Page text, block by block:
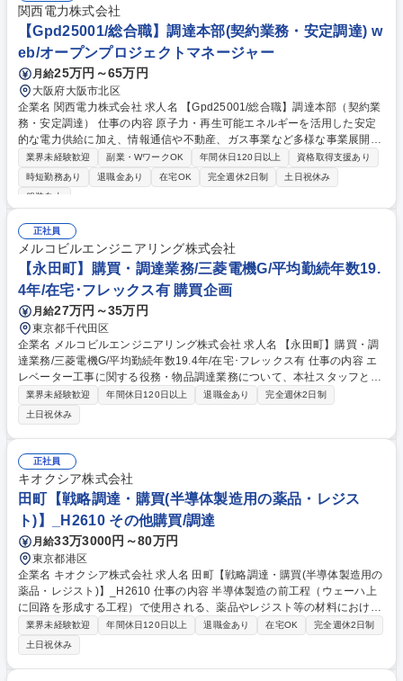
関西電力株式会社
【Gpd25001/総合職】調達本部(契約業務・安定調達) w
eb/オープンプロジェクトマネージャー
月給25万円～65万円
大阪府大阪市北区
企業名 関西電力株式会社 求人名 【Gpd25001/総合職】調達本部（契約業
務・安定調達） 仕事の内容 原子力・再生可能エネルギーを活用した安定
的な電力供給に加え、情報通信や不動産、ガス事業など多様な事業展開を
している当社で、長期的に安定したサプライチェーン構築に向け取り組ん
でいただきます。 取引先において経営者の後継や職人等の人材不足、脆弱
な経営基盤であるなど、サプライチェーン上の課題について、社内外連携
構築、リスク管理 ・安定調達に向けた課題解決 ・原価低減による競争力
確保 募集職種 【Gpd25001/総合職】調達本部（契約業務・安定調達）
業界未経験歓迎 副業・WワークOK 年間休日120日以上
資格取得支援あり
時短勤務あり
退職金あり 在宅OK 完全週休2日制
土日祝休み
服装自由
正社員
メルコビルエンジニアリング株式会社
【永田町】購買・調達業務/三菱電機G/平均勤続年数19.
4年/在宅･フレックス有 購買企画
月給27万円～35万円
東京都千代田区
企業名 メルコビルエンジニアリング株式会社 求人名 【永田町】購買・調
達業務/三菱電機G/平均勤続年数19.4年/在宅･フレックス有 仕事の内容 エ
レベーター工事に関する役務・物品調達業務について、本社スタッフとし
て全国拠点の業務支援・運用改善を行いながら、発注業務も担当。 ＜１＞
全国調達部門スタッフ業務 全国６拠点の調達業務を横断的に支援し、ルー
ルや業務プロセスの整備・改善を実施。購買システムの主管として業務要
件の整理、システム導入・運用設計、改善対応、関係部門との調整を行い
ます。 ＜２＞役務・物品の発注業務 設計・工事・製造部門からの依頼に
基づき、調達先と調整しながら見積取得、価格・条件調整、発注、納期管
理を実施。案件ごとに社内外と連携し、発注が適正・円滑に進むよう管
理・調整します。 募集職種 【永田町】購買・調達業務/三菱電機G/平均勤
続年数19.4年/在宅･フレックス有
業界未経験歓迎 年間休日120日以上 退職金あり
完全週休2日制
土日祝休み
正社員
キオクシア株式会社
田町【戦略調達・購買(半導体製造用の薬品・レジス
ト)】_H2610 その他購買/調達
月給33万3000円～80万円
東京都港区
企業名 キオクシア株式会社 求人名 田町【戦略調達・購買(半導体製造用の
薬品・レジスト)】_H2610 仕事の内容 半導体製造の前工程（ウェーハ上
に回路を形成する工程）で使用される、薬品やレジスト等の材料における
バイヤー業務および調達戦略の立案・実行をお任せします。 【詳細】■新
規材料のソーシング（候補先探索）：開発部門が検討している次世代製品
用の新材料について、開発担当と連携しながら最適なサプライヤーを世界
中から探索・選定します。■キャパシティ・プランニング（供給能力確
業界未経験歓迎 年間休日120日以上 退職金あり 在宅OK
完全週休2日制
土日祝休み